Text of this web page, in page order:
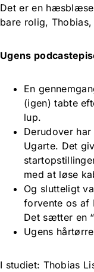
Det er en
bare rolig,
Ugens
En
(igen) tabte
lup.
Derudover
Ugarte. Det
med at løse
Og slutteligt
forvente os af
Det sætter en
Ugens
I studiet: Thobias